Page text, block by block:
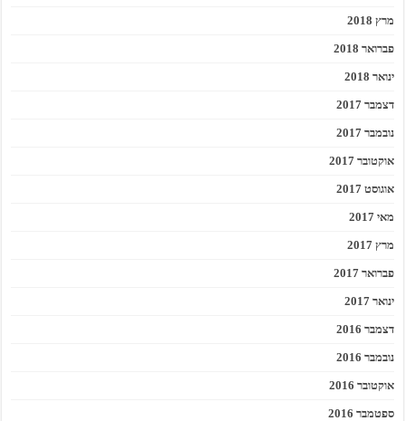
מרץ 2018
פברואר 2018
ינואר 2018
דצמבר 2017
נובמבר 2017
אוקטובר 2017
אוגוסט 2017
מאי 2017
מרץ 2017
פברואר 2017
ינואר 2017
דצמבר 2016
נובמבר 2016
אוקטובר 2016
ספטמבר 2016